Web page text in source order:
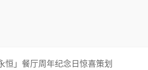
恒」餐厅周年纪念日惊喜策划